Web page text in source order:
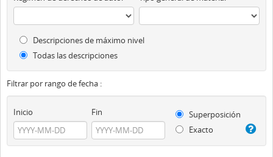
Descripciones de máximo nivel
Todas las descripciones
Filtrar por rango de fecha :
Inicio Fin
Superposición
Exacto